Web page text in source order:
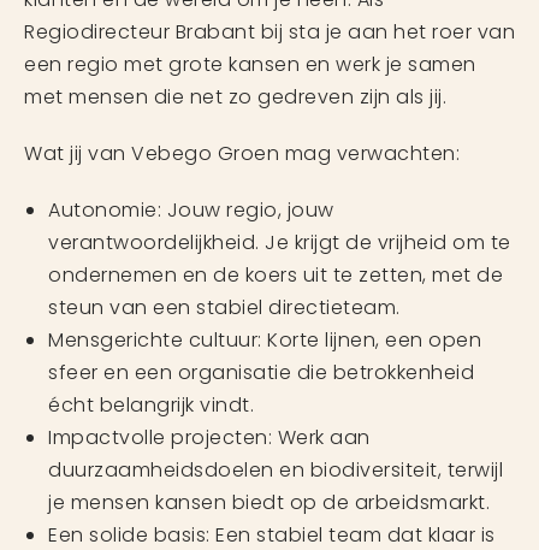
Regiodirecteur Brabant bij sta je aan het roer van
een regio met grote kansen en werk je samen
met mensen die net zo gedreven zijn als jij.
Wat jij van Vebego Groen mag verwachten:
Autonomie: Jouw regio, jouw
verantwoordelijkheid. Je krijgt de vrijheid om te
ondernemen en de koers uit te zetten, met de
steun van een stabiel directieteam.
Mensgerichte cultuur: Korte lijnen, een open
sfeer en een organisatie die betrokkenheid
écht belangrijk vindt.
Impactvolle projecten: Werk aan
duurzaamheidsdoelen en biodiversiteit, terwijl
je mensen kansen biedt op de arbeidsmarkt.
Een solide basis: Een stabiel team dat klaar is